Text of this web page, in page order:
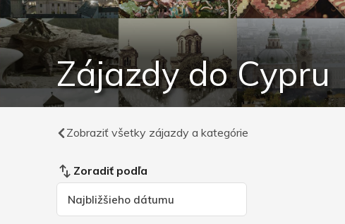
Zájazdy do Cypru
Zobraziť všetky zájazdy a kategórie
Zoradiť podľa